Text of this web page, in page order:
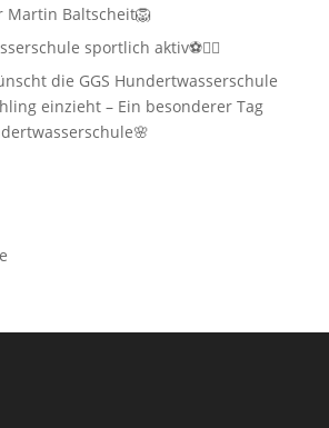
Martin Baltscheit🦁
sportlich aktiv⚽🏃‍♂️
die GGS Hundertwasserschule
einzieht – Ein besonderer Tag